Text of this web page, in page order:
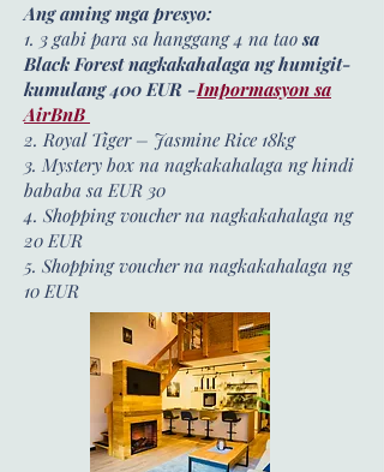
Ang aming mga presyo:
1. 3 gabi para sa hanggang 4 na taosa
Black Forest nagkakahalaga ng humigit-
kumulang 400 EUR -Impormasyon sa
AirBnB
2. Royal Tiger – Jasmine Rice 18kg
3. Mystery box na nagkakahalaga ng hindi
bababa sa EUR 30
4. Shopping voucher na nagkakahalaga ng
20 EUR
5. Shopping voucher na nagkakahalaga ng
10 EUR